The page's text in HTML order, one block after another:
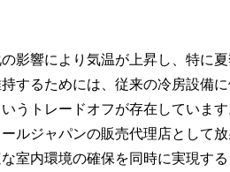
影響により気温が上昇し、特に
するためには、従来の冷房設備
うトレードオフが存在していま
ルジャパンの販売代理店として
室内環境の確保を同時に実現する